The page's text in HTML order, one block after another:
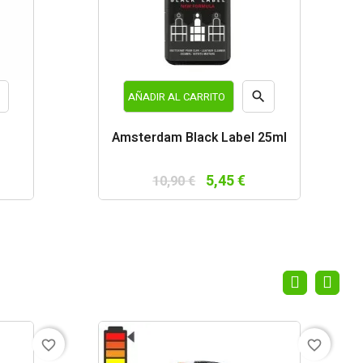
AÑADIR AL CARRITO 
Amsterdam Black Label 25ml
10,90 € 5,45 €
favorite_border favorite_border